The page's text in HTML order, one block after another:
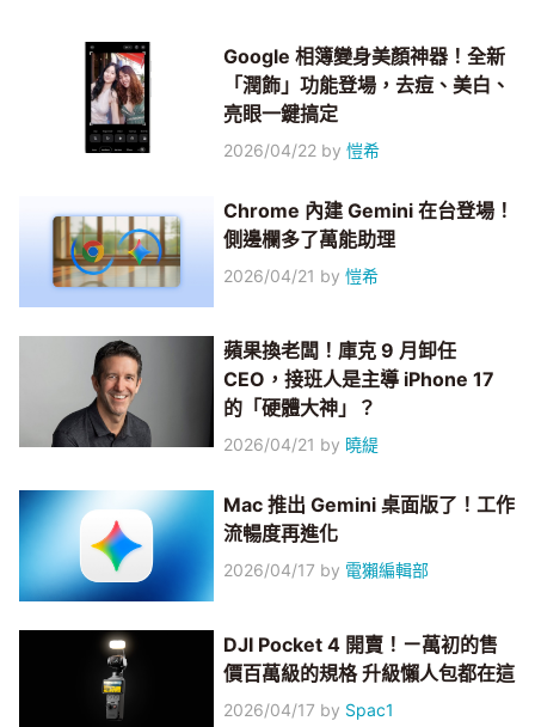
Google 相簿變身美顏神器！全新
「潤飾」功能登場，去痘、美白、
亮眼一鍵搞定
2026/04/22 by愷希
Chrome 內建 Gemini 在台登場！
側邊欄多了萬能助理
2026/04/21 by愷希
蘋果換老闆！庫克 9 月卸任
CEO，接班人是主導 iPhone 17
的「硬體大神」？
2026/04/21 by 曉緹
Mac 推出 Gemini 桌面版了！工作
流暢度再進化
2026/04/17 by 電獺編輯部
DJI Pocket 4 開賣！ㄧ萬初的售
價百萬級的規格 升級懶人包都在這
2026/04/17 by Spac1